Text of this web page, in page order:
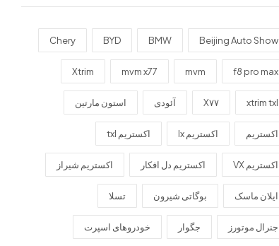
Beijing Auto Show
BMW
BYD
Chery
f8 pro max
mvm
mvm x77
Xtrim
xtrim txl X۷۷ آئودی استون مارتین
اکستریم اکستریم lx اکستریم txl
اکستریم VX اکستریم دل افکار اکستریم شیراز
ایلان ماسک بوگاتی شیرون تسلا
جنرال موتورز جگوار خودروهای اسپرت